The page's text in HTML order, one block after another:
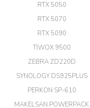
| 26/12/2025
RTX 5050
RTX 5070
RTX 5090
TİWOX 9500
ZEBRA ZD220D
SYNOLOGY DS925PLUS
PERKON SP-610
MAKELSAN POWERPACK